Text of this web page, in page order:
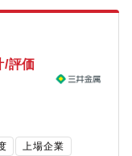
にも取り組んでい
性や量産工程に関
要：
パワー半導体チッ
討、データ収集、
活用支援 講習会運
例展開・アプリ運
ル整備、FAQ整
順の整備、教育コン
・海外展開の促進<
クグラウンドを持
用による競争力向
じめとしたデジタ
/評価
上場企業